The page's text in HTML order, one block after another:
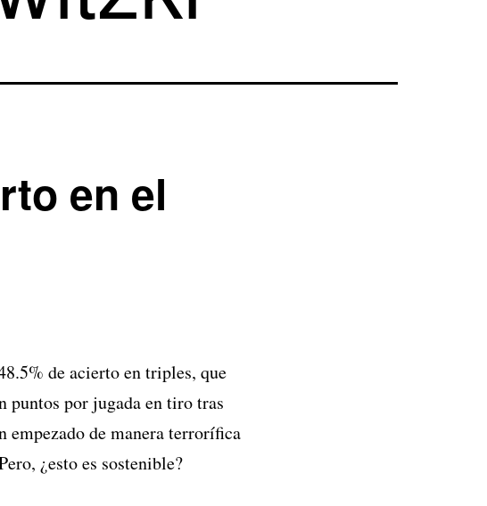
en el
de acierto en triples, que
por jugada en tiro tras
empezado de manera terrorífica
¿esto es sostenible?